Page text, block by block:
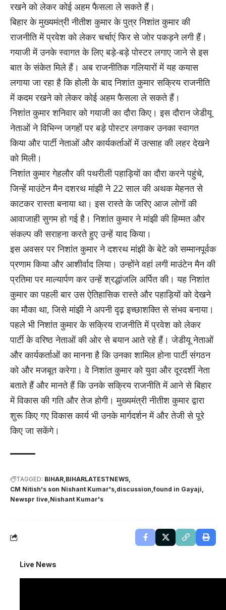
रखने को लेकर कोई अहम फैसला ले सकते हैं।
बिहार के मुख्यमंत्री नीतीश कुमार के पुत्र निशांत कुमार की
राजनीति में प्रवेश को लेकर चर्चाएं फिर से जोर पकड़ने लगी हैं।
गयाजी में उनके स्वागत के लिए बड़े-बड़े पोस्टर लगाए जाने से इस
बात के संकेत मिले हैं। अब राजनीतिक गलियारों में यह कयास
लगाया जा रहा है कि होली के बाद निशांत कुमार सक्रिय राजनीति
में कदम रखने को लेकर कोई अहम फैसला ले सकते हैं।
निशांत कुमार शनिवार को गयाजी का दौरा किए। इस दौरान जेडीयू
नेताओं ने विभिन्न जगहों पर बड़े पोस्टर लगाकर उनका स्वागत
किया और पार्टी नेताओं और कार्यकर्ताओं में उत्साह की लहर देखने
को मिली।
निशांत कुमार गेहलौर की पथरीली पहाड़ियों का दौरा करने पहुंचे,
जिन्हें माउंटेन मैन दशरथ मांझी ने 22 साल की अथक मेहनत से
काटकर रास्ता बनाया था। इस रास्ते के जरिए आज लोगों की
आवाजाही सुगम हो गई है। निशांत कुमार ने मांझी की हिम्मत और
संकल्प की सराहना करते हुए उन्हें याद किया।
इस अवसर पर निशांत कुमार ने दशरथ मांझी के बेटे को सम्मानपूर्वक
प्रणाम किया और आशीर्वाद लिया। उन्होंने वहां लगी माउंटेन मैन की
प्रतिमा पर माल्यार्पण कर उन्हें श्रद्धांजलि अर्पित की। यह निशांत
कुमार का पहली बार उस ऐतिहासिक रास्ते और पहाड़ियों को देखने
का मौका था, जिसे मांझी ने अपनी दृढ़ इच्छाशक्ति से संभव बनाया।
पहले भी निशांत कुमार के सक्रिय राजनीति में प्रवेश को लेकर
पार्टी के वरिष्ठ नेताओं की ओर से बयान आते रहे हैं। जेडीयू नेताओं
और कार्यकर्ताओं का मानना है कि उनका शामिल होना पार्टी संगठन
को और मजबूत करेगा। वे निशांत कुमार को युवा और दूरदर्शी नेता
बताते हैं और मानते हैं कि उनके सक्रिय राजनीति में आने से बिहार
में विकास की गति और तेज होगी। मुख्यमंत्री नीतीश कुमार द्वारा
शुरू किए गए विकास कार्य भी उनके मार्गदर्शन में और तेजी से पूरे
किए जा सकेंगे।
TAGGED: BIHAR BIHARLATESTNEWS
CM Nitish's son Nishant Kumar's discussion found in Gayaji
Newspr live Nishant Kumar's
Live News